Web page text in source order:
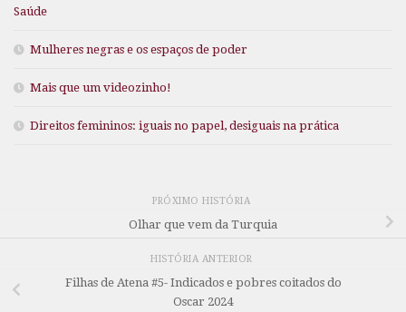
Saúde
Mulheres negras e os espaços de poder
Mais que um videozinho!
Direitos femininos: iguais no papel, desiguais na prática
PRÓXIMO HISTÓRIA
Olhar que vem da Turquia
HISTÓRIA ANTERIOR
Filhas de Atena #5- Indicados e pobres coitados do
Oscar 2024